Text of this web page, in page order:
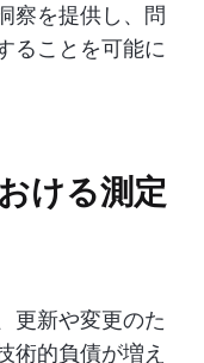
察を提供し、問
ることを可能に
ける測定
更新や変更のた
術的負債が増え